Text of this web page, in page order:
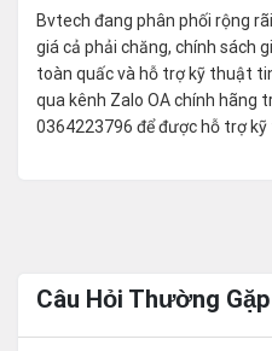
Bvtech đang phân phối rộng
giá cả phải chăng, chính sách
toàn quấc và hỗ trợ kỹ thuật
qua kênh Zalo OA chính hãng
0364223796 để được hỗ trợ
Câu Hỏi Thường Gặp